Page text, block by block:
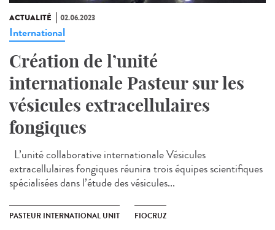
ACTUALITÉ 02.06.2023
International
Création de l’unité
internationale Pasteur sur les
vésicules extracellulaires
fongiques
L’unité collaborative internationale Vésicules
extracellulaires fongiques réunira trois équipes scientifiques
spécialisées dans l’étude des vésicules...
PASTEUR INTERNATIONAL UNIT FIOCRUZ